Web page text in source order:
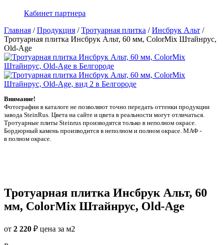
Кабинет партнера
Главная /Продукция /Тротуарная плитка /Инсбрук Альт /
Тротуарная плитка Инсбрук Альт, 60 мм, ColorMix Штайнрус,
Old-Age
Внимание!
Фотографии в каталоге не позволяют точно передать оттенки продукции
заводa SteinRus. Цвета на сайте и цвета в реальности могут отличаться.
Тротуарные плиты Steinrus производятся только в неполном окрасе.
Бордюрный камень производится в неполном и полном окрасе. МАФ -
в полном окрасе.
Тротуарная плитка Инсбрук Альт, 60
мм, ColorMix Штайнрус, Old-Age
от 2 220 ₽ цена за м2